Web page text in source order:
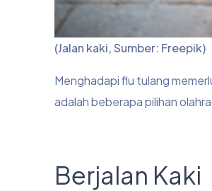
(Jalan kaki, Sumber: Freepik)
Menghadapi flu tulang
adalah beberapa pilihan
Berjalan Kaki